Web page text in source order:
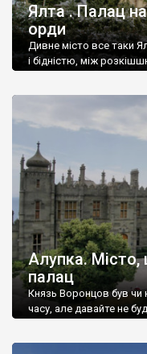
Ялта . Палац
орди
Дивне місто все таки
і бідністю, між
Алупка. Місто,
палац
Князь Воронцов був
часу, але давайте не